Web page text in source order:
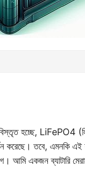
হচ্ছে, LiFePO4
করেছে। তবে, এমনকি এই
আমি একজন ব্যাটারি